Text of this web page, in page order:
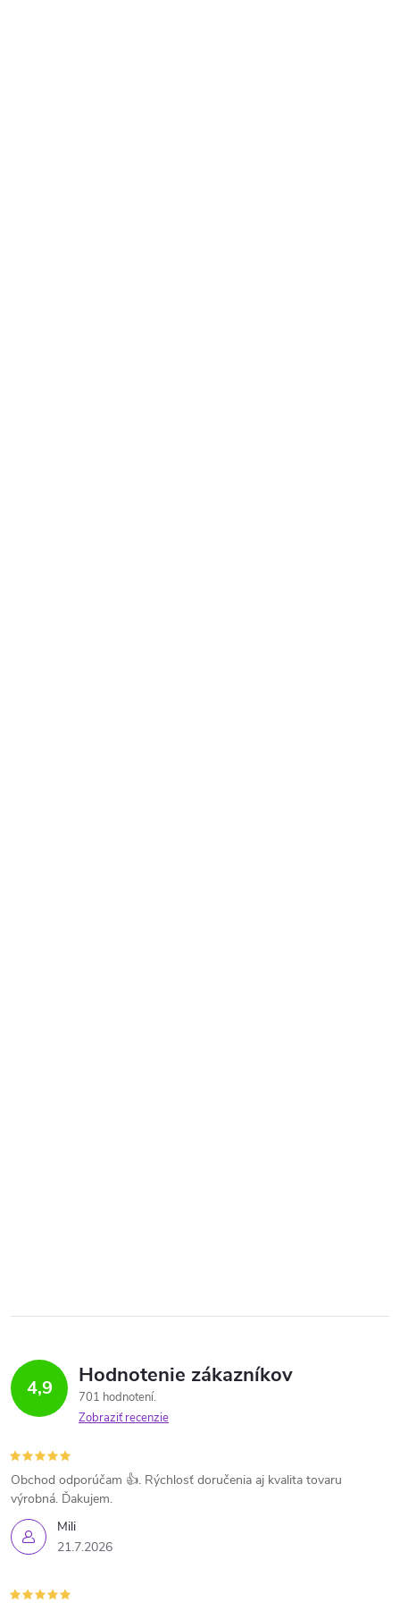
4,9 Hodnotenie zákazníkov
701 hodnotení
Zobraziť recenzie
Mili
21.7.2026
Obchod odporúčam 👍. Rýchlosť doručenia aj kvalita tovaru
výrobná. Ďakujem.